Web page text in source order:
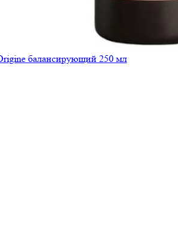
балансирующий 250 мл